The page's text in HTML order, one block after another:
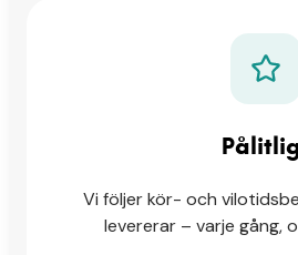
Vi följer kör- och
levererar – varje gång,